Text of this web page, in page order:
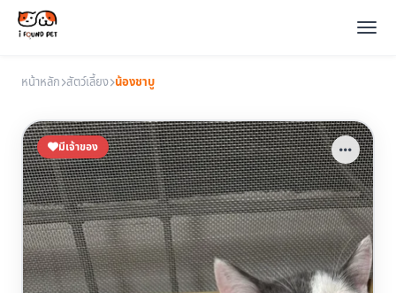
หน้าหลัก สัตว์เลี้ยง น้องชาบู
มีเจ้าของ